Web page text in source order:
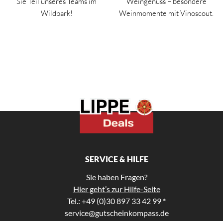
Wildpark!
Weinmomente mit Vinoscout.
SERVICE & HILFE
Sie haben Fragen?
Hier geht’s zur Hilfe-Seite
Tel.: +49 (0)30 897 33 42 99 *
service@gutscheinkompass.de